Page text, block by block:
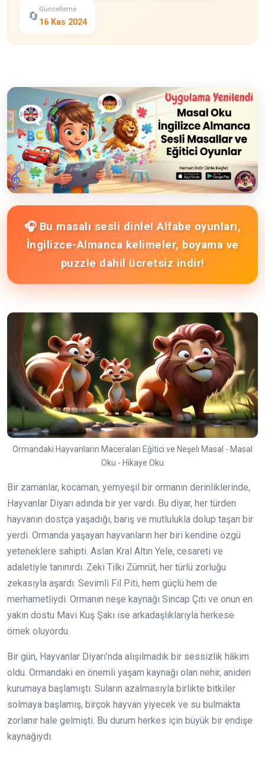
🔄
Güncelleme
16 Kas 2024
🎧 Bu masalı sesli dinle! Alfabe oyunları,
İngilizce-Almanca kelimeler, boyama ve
puzzle dahil ücretsiz indir!
Ormandaki Hayvanların Maceraları Eğitici ve Neşeli Masal - Masal
Oku - Hikaye Oku
Bir zamanlar, kocaman, yemyeşil bir ormanın derinliklerinde,
Hayvanlar Diyarı adında bir yer vardı. Bu diyar, her türden
hayvanın dostça yaşadığı, barış ve mutlulukla dolup taşan bir
yerdi. Ormanda yaşayan hayvanların her biri kendine özgü
yeteneklere sahipti. Aslan Kral Altın Yele, cesareti ve
adaletiyle tanınırdı. Zeki Tilki Zümrüt, her türlü zorluğu
zekasıyla aşardı. Sevimli Fil Piti, hem güçlü hem de
merhametliydi. Ormanın neşe kaynağı Sincap Çıtı ve onun en
yakın dostu Mavi Kuş Şakı ise arkadaşlıklarıyla herkese
örnek oluyordu.
Bir gün, Hayvanlar Diyarı’nda alışılmadık bir sessizlik hâkim
oldu. Ormandaki en önemli yaşam kaynağı olan nehir, aniden
kurumaya başlamıştı. Suların azalmasıyla birlikte bitkiler
solmaya başlamış, birçok hayvan yiyecek ve su bulmakta
zorlanır hale gelmişti. Bu durum herkes için büyük bir endişe
kaynağıydı.